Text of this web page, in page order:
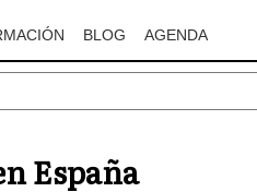
BLOG AGENDA
España